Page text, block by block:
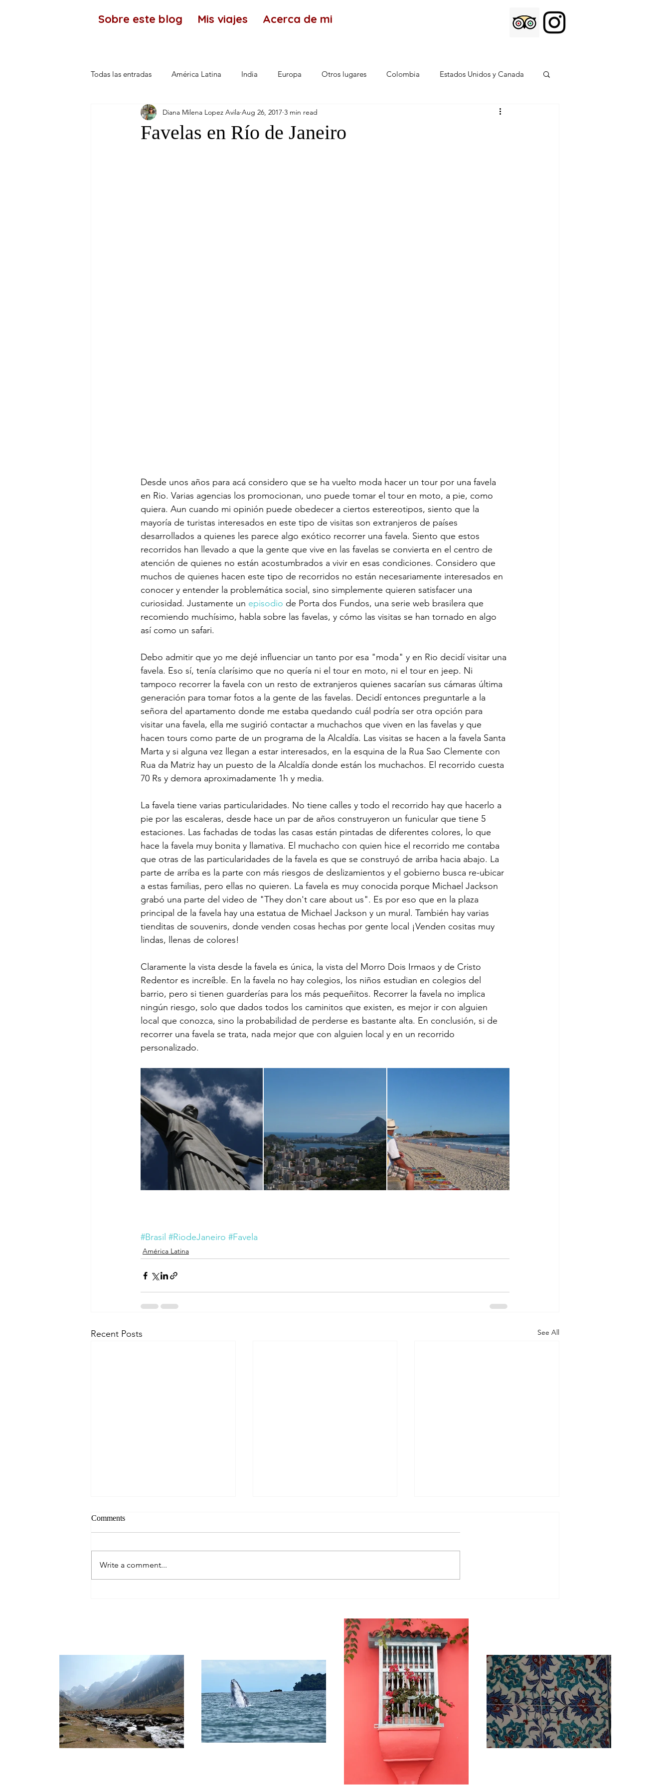
Sobre este blog Mis viajes Acerca de mi
Todas las entradas América Latina India Europa Otros lugares Colombia Estados Unidos y Canada
Africa
Favelas en Río de Janeiro
Diana Milena Lopez Avila Aug 26, 2017 3 min read
Desde unos años para acá considero que se ha vuelto moda hacer un tour por una favela
en Rio. Varias agencias los promocionan, uno puede tomar el tour en moto, a pie, como
quiera. Aun cuando mi opinión puede obedecer a ciertos estereotipos, siento que la
mayoría de turistas interesados en este tipo de visitas son extranjeros de países
desarrollados a quienes les parece algo exótico recorrer una favela. Siento que estos
recorridos han llevado a que la gente que vive en las favelas se convierta en el centro de
atención de quienes no están acostumbrados a vivir en esas condiciones. Considero que
muchos de quienes hacen este tipo de recorridos no están necesariamente interesados en
conocer y entender la problemática social, sino simplemente quieren satisfacer una
curiosidad. Justamente un episodio de Porta dos Fundos, una serie web brasilera que
recomiendo muchísimo, habla sobre las favelas, y cómo las visitas se han tornado en algo
así como un safari.
Debo admitir que yo me dejé influenciar un tanto por esa "moda" y en Rio decidí visitar una
favela. Eso sí, tenía clarísimo que no quería ni el tour en moto, ni el tour en jeep. Ni
tampoco recorrer la favela con un resto de extranjeros quienes sacarían sus cámaras última
generación para tomar fotos a la gente de las favelas. Decidí entonces preguntarle a la
señora del apartamento donde me estaba quedando cuál podría ser otra opción para
visitar una favela, ella me sugirió contactar a muchachos que viven en las favelas y que
hacen tours como parte de un programa de la Alcaldía. Las visitas se hacen a la favela Santa
Marta y si alguna vez llegan a estar interesados, en la esquina de la Rua Sao Clemente con
Rua da Matriz hay un puesto de la Alcaldía donde están los muchachos. El recorrido cuesta
70 Rs y demora aproximadamente 1h y media.
La favela tiene varias particularidades. No tiene calles y todo el recorrido hay que hacerlo a
pie por las escaleras, desde hace un par de años construyeron un funicular que tiene 5
estaciones. Las fachadas de todas las casas están pintadas de diferentes colores, lo que
hace la favela muy bonita y llamativa. El muchacho con quien hice el recorrido me contaba
que otras de las particularidades de la favela es que se construyó de arriba hacia abajo. La
parte de arriba es la parte con más riesgos de deslizamientos y el gobierno busca re-ubicar
a estas familias, pero ellas no quieren. La favela es muy conocida porque Michael Jackson
grabó una parte del video de "They don't care about us". Es por eso que en la plaza
principal de la favela hay una estatua de Michael Jackson y un mural. También hay varias
tienditas de souvenirs, donde venden cosas hechas por gente local ¡Venden cositas muy
lindas, llenas de colores!
Claramente la vista desde la favela es única, la vista del Morro Dois Irmaos y de Cristo
Redentor es increíble. En la favela no hay colegios, los niños estudian en colegios del
barrio, pero si tienen guarderías para los más pequeñitos. Recorrer la favela no implica
ningún riesgo, solo que dados todos los caminitos que existen, es mejor ir con alguien
local que conozca, sino la probabilidad de perderse es bastante alta. En conclusión, si de
recorrer una favela se trata, nada mejor que con alguien local y en un recorrido
personalizado.
#Brasil #RiodeJaneiro #Favela
América Latina
Recent Posts See All
Comments
Write a comment...